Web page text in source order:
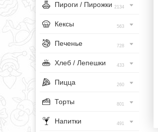
Пироги / Пирожки 2134
Кексы 563
Печенье 728
Хлеб / Лепешки 433
Пицца 260
Торты 801
Напитки 491